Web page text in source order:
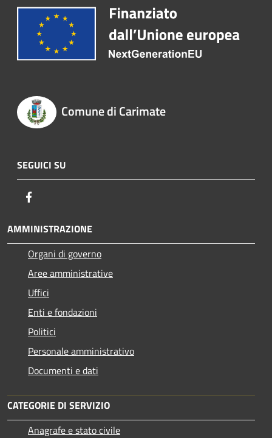
Comune di Carimate
SEGUICI SU
AMMINISTRAZIONE
Organi di governo
Aree amministrative
Uffici
Enti e fondazioni
Politici
Personale amministrativo
Documenti e dati
CATEGORIE DI SERVIZIO
Anagrafe e stato civile